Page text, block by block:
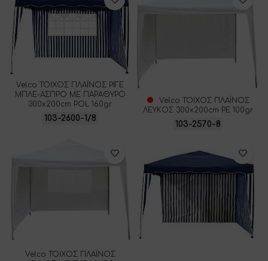
Velco ΤΟΙΧΟΣ ΠΛΑΪΝΟΣ ΡΙΓΕ
ΜΠΛΕ-ΑΣΠΡΟ ΜΕ ΠΑΡΑΘΥΡΟ
300x200cm POL 160gr
103-2600-1/8
Velco ΤΟΙΧΟΣ ΠΛΑΪΝΟΣ
ΛΕΥΚΟΣ 300x200cm PE 100gr
103-2570-8
Velco ΤΟΙΧΟΣ ΠΛΑΪΝΟΣ